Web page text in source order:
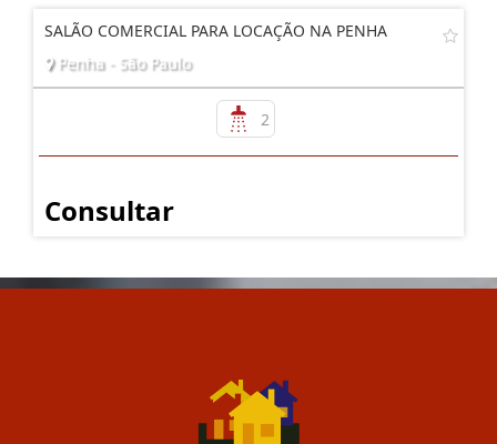
SALÃO COMERCIAL PARA LOCAÇÃO NA PENHA
Penha - São Paulo
2
Consultar